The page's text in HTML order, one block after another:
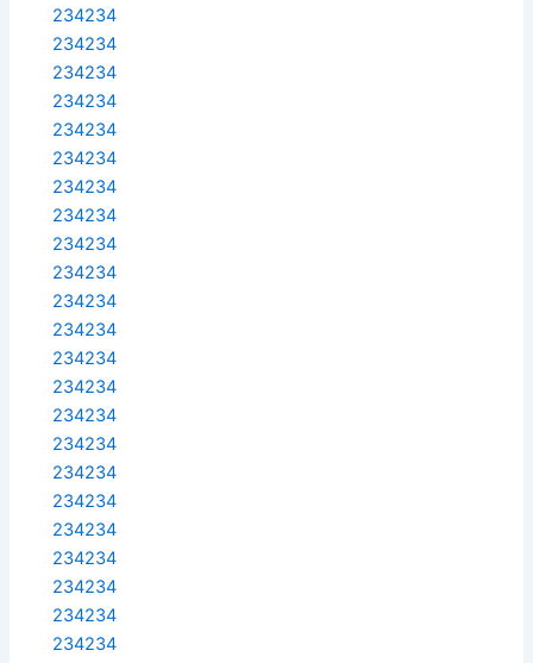
234234
234234
234234
234234
234234
234234
234234
234234
234234
234234
234234
234234
234234
234234
234234
234234
234234
234234
234234
234234
234234
234234
234234